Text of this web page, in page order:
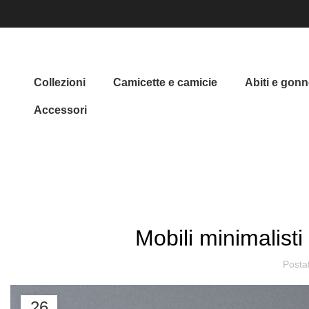
Collezioni Camicette e camicie Abiti e
Accessori
Mobili